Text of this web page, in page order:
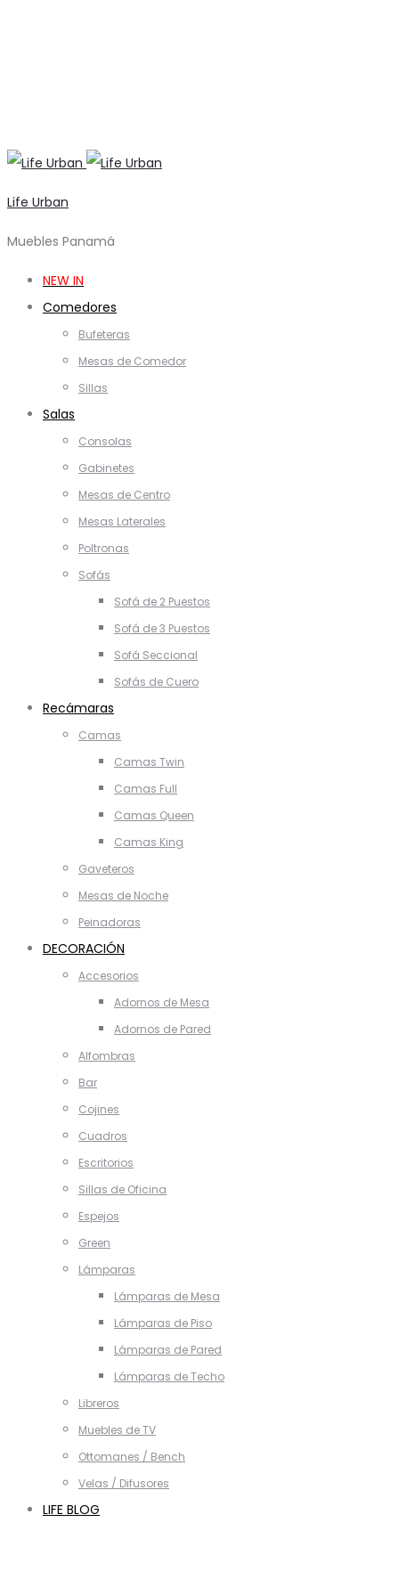
Life Urban
Muebles Panamá
NEW IN
Comedores
Bufeteras
Mesas de Comedor
Sillas
Salas
Consolas
Gabinetes
Mesas de Centro
Mesas Laterales
Poltronas
Sofás
Sofá de 2 Puestos
Sofá de 3 Puestos
Sofá Seccional
Sofás de Cuero
Recámaras
Camas
Camas Twin
Camas Full
Camas Queen
Camas King
Gaveteros
Mesas de Noche
Peinadoras
DECORACIÓN
Accesorios
Adornos de Mesa
Adornos de Pared
Alfombras
Bar
Cojines
Cuadros
Escritorios
Sillas de Oficina
Espejos
Green
Lámparas
Lámparas de Mesa
Lámparas de Piso
Lámparas de Pared
Lámparas de Techo
Libreros
Muebles de TV
Ottomanes / Bench
Velas / Difusores
LIFE BLOG